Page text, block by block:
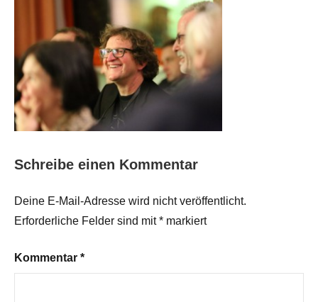
Schreibe einen Kommentar
Deine E-Mail-Adresse wird nicht veröffentlicht.
Erforderliche Felder sind mit* markiert
Kommentar *